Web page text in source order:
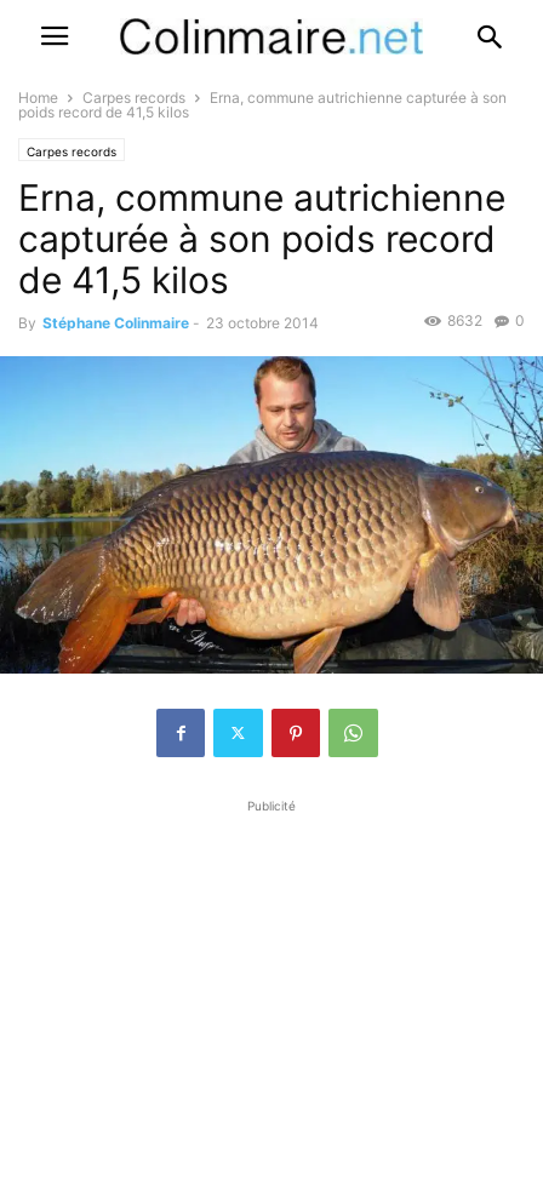
Home Carpes records
Erna, commune autrichienne capturée à son
poids record de 41,5 kilos
Carpes records
Erna, commune autrichienne
capturée à son poids record
de 41,5 kilos
By Stéphane Colinmaire - 23 octobre 2014 0
8632
Publicité